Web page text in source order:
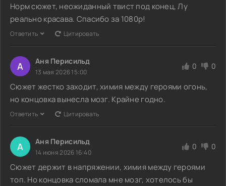
Норм сюжет, неожиданный твист под конец, Лу
реально красава. Спасибо за 1080p!
Ответить Цитировать
А Аня Перисильд
13 мая 2026 15:00
0 0
Сюжет жестко заходит, химия между героями огонь,
но концовка вынесла мозг. Крайне годно.
Ответить Цитировать
А Аня Перисильд
14 июня 2026 16:40
0 0
Сюжет держит в напряжении, химия между героями
топ. Но концовка сломала мне мозг, хотелось бы